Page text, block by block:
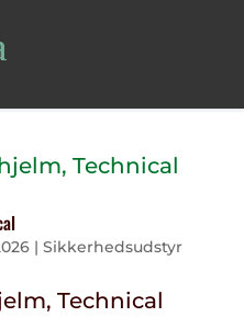
| Sikkerhedsudstyr
Technical